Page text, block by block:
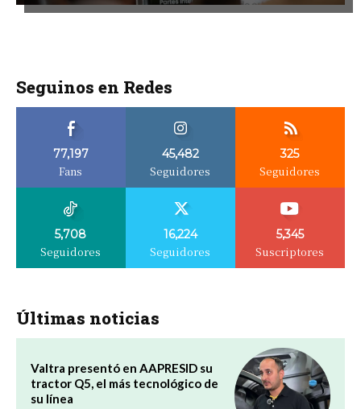
Seguinos en Redes
77,197
Fans
45,482
Seguidores
325
Seguidores
5,708
Seguidores
16,224
Seguidores
5,345
Suscriptores
Últimas noticias
Valtra presentó en AAPRESID su
tractor Q5, el más tecnológico de
su línea